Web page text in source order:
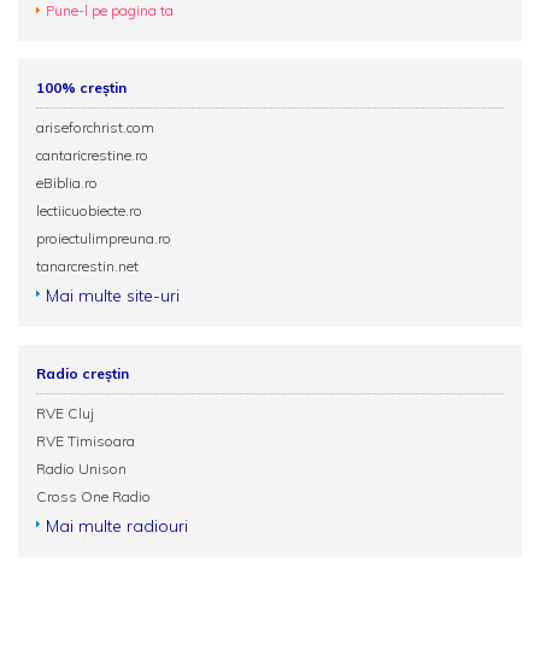
Pune-l pe pagina ta
100% creștin
ariseforchrist.com
cantaricrestine.ro
eBiblia.ro
lectiicuobiecte.ro
proiectulimpreuna.ro
tanarcrestin.net
Mai multe site-uri
Radio creștin
RVE Cluj
RVE Timisoara
Radio Unison
Cross One Radio
Mai multe radiouri